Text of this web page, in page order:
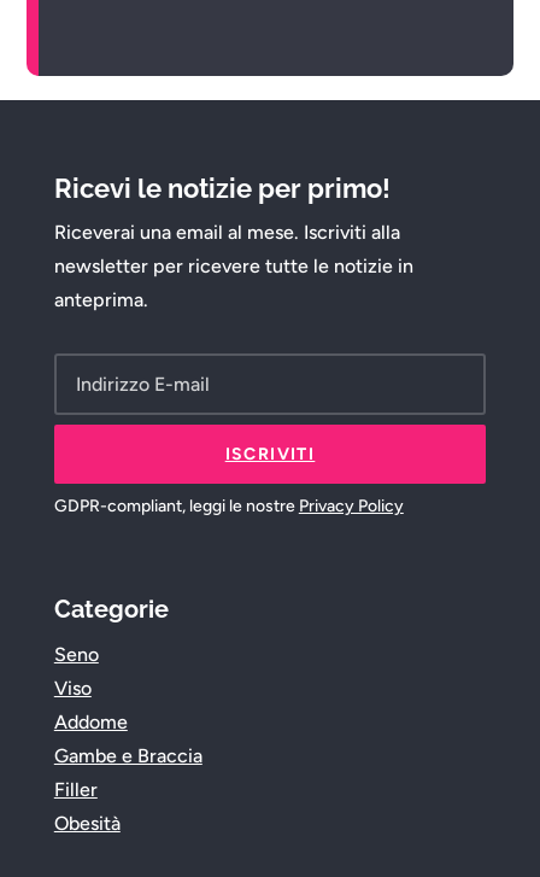
Ricevi le notizie per primo!
Riceverai una email al mese. Iscriviti alla
newsletter per ricevere tutte le notizie in
anteprima.
ISCRIVITI
GDPR-compliant, leggi le nostre Privacy Policy
Categorie
Seno
Viso
Addome
Gambe e Braccia
Filler
Obesità